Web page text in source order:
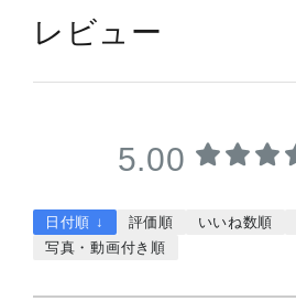
レビュー
5.00
日付順 ↓ 評価順 いいね数順
写真・動画付き順